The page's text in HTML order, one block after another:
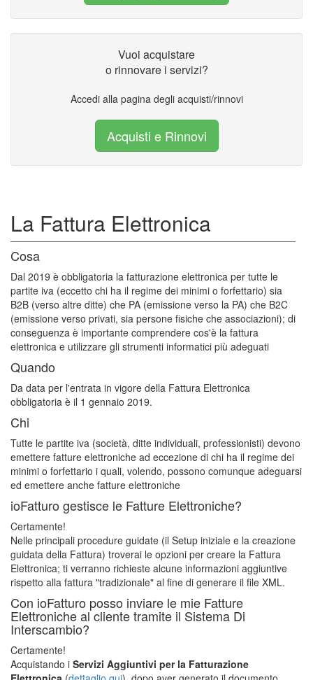
Vuoi acquistare
o rinnovare i servizi?
Accedi alla pagina degli acquisti/rinnovi
Acquisti e Rinnovi
La Fattura Elettronica
Cosa
Dal 2019 è obbligatoria la fatturazione elettronica per tutte le
partite iva (eccetto chi ha il regime dei minimi o forfettario) sia
B2B (verso altre ditte) che PA (emissione verso la PA) che B2C
(emissione verso privati, sia persone fisiche che associazioni); di
conseguenza è importante comprendere cos'è la fattura
elettronica e utilizzare gli strumenti informatici più adeguati
Quando
Da data per l'entrata in vigore della Fattura Elettronica
obbligatoria è il 1 gennaio 2019.
Chi
Tutte le partite iva (società, ditte individuali, professionisti) devono
emettere fatture elettroniche ad eccezione di chi ha il regime dei
minimi o forfettario i quali, volendo, possono comunque adeguarsi
ed emettere anche fatture elettroniche
ioFatturo gestisce le Fatture Elettroniche?
Certamente!
Nelle principali procedure guidate (il Setup iniziale e la creazione
guidata della Fattura) troverai le opzioni per creare la Fattura
Elettronica; ti verranno richieste alcune informazioni aggiuntive
rispetto alla fattura "tradizionale" al fine di generare il file XML.
Con ioFatturo posso inviare le mie Fatture
Elettroniche al cliente tramite il Sistema Di
Interscambio?
Certamente!
Acquistando i Servizi Aggiuntivi per la Fatturazione